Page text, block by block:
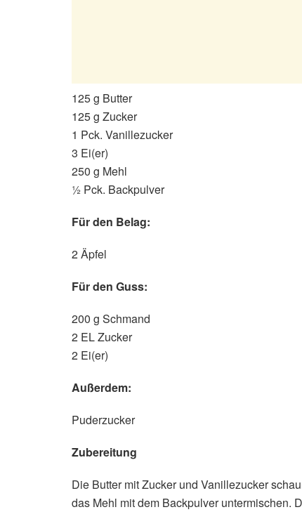
125 g Butter
125 g Zucker
1 Pck. Vanillezucker
3 Ei(er)
250 g Mehl
½ Pck. Backpulver
Für den Belag:
2 Äpfel
Für den Guss:
200 g Schmand
2 EL Zucker
2 Ei(er)
Außerdem:
Puderzucker
Zubereitung
Die Butter mit Zucker und Vanillezucker
das Mehl mit dem Backpulver untermischen.